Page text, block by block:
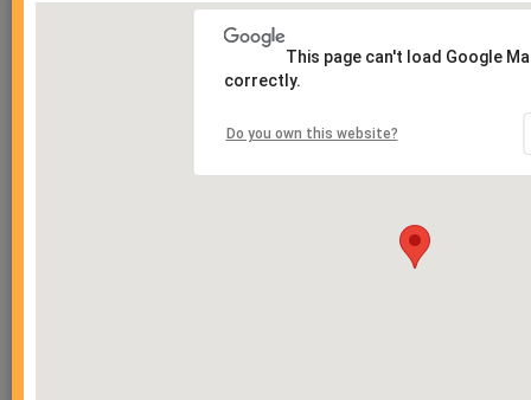
This page can't load Google
correctly.
Do you own this website?